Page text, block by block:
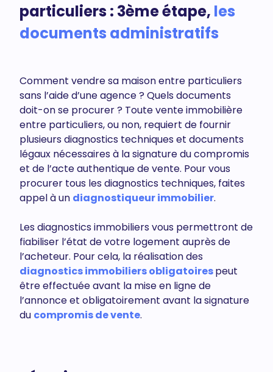
particuliers : 3ème étape, les
documents administratifs
Comment vendre sa maison entre particuliers
sans l’aide d’une agence ? Quels documents
doit-on se procurer ? Toute vente immobilière
entre particuliers, ou non, requiert de fournir
plusieurs diagnostics techniques et documents
légaux nécessaires à la signature du compromis
et de l’acte authentique de vente. Pour vous
procurer tous les diagnostics techniques, faites
appel à un diagnostiqueur immobilier.
Les diagnostics immobiliers vous permettront de
fiabiliser l’état de votre logement auprès de
l’acheteur. Pour cela, la réalisation des
diagnostics immobiliers obligatoirespeut
être effectuée avant la mise en ligne de
l’annonce et obligatoirement avant la signature
du compromis de vente.